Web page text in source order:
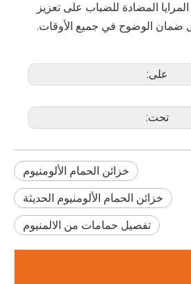
المضادة للضباب على تعزيز
الوضوح في جميع الأوقات.
على:
تحت:
خزائن الحمام الألومنيوم
خزائن الحمام الألومنيوم الحديثة
تفصيل حمامات من الالمنيوم